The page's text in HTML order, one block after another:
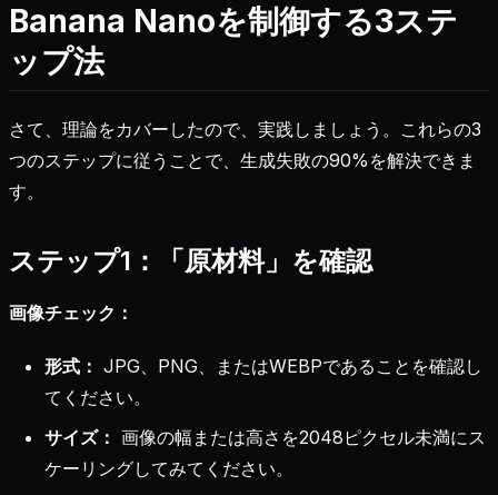
Banana Nanoを制御する3ステ
ップ法
さて、理論をカバーしたので、実践しましょう。これらの3
つのステップに従うことで、生成失敗の90%を解決できま
す。
ステップ1：「原材料」を確認
画像チェック：
形式： JPG、PNG、またはWEBPであることを確認し
てください。
サイズ： 画像の幅または高さを2048ピクセル未満にス
ケーリングしてみてください。